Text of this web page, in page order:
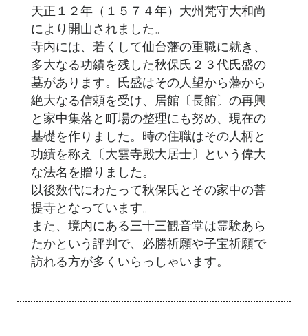
天正１２年（１５７４年）大州梵守大和尚
により開山されました。
寺内には、若くして仙台藩の重職に就き、
多大なる功績を残した秋保氏２３代氏盛の
墓があります。氏盛はその人望から藩から
絶大なる信頼を受け、居館〔長館〕の再興
と家中集落と町場の整理にも努め、現在の
基礎を作りました。時の住職はその人柄と
功績を称え〔大雲寺殿大居士〕という偉大
な法名を贈りました。
以後数代にわたって秋保氏とその家中の菩
提寺となっています。
また、境内にある三十三観音堂は霊験あら
たかという評判で、必勝祈願や子宝祈願で
訪れる方が多くいらっしゃいます。